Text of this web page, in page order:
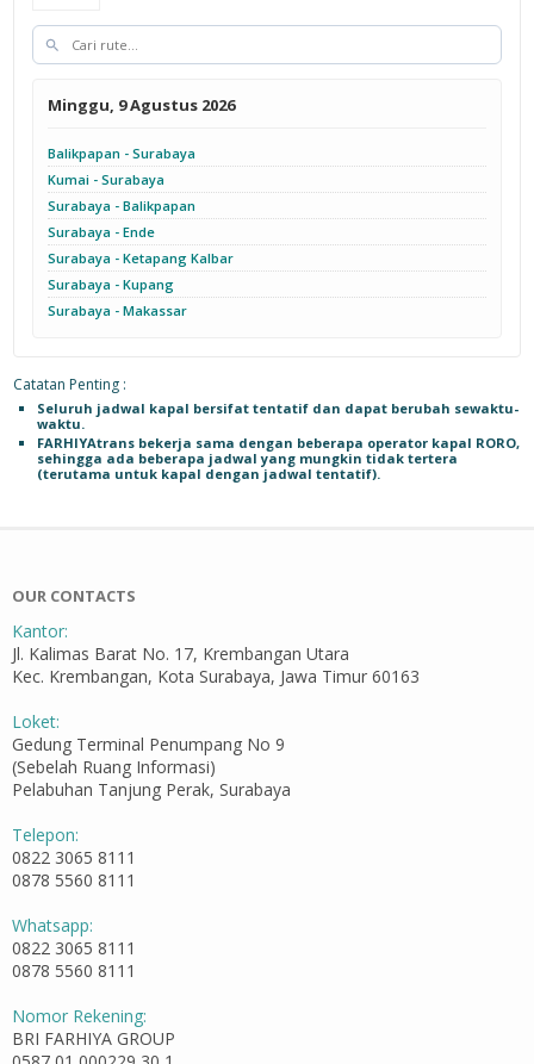
Minggu, 9 Agustus 2026
Balikpapan - Surabaya
Kumai - Surabaya
Surabaya - Balikpapan
Surabaya - Ende
Surabaya - Ketapang Kalbar
Surabaya - Kupang
Surabaya - Makassar
Catatan Penting :
Seluruh jadwal kapal bersifat tentatif dan dapat berubah sewaktu-
waktu.
FARHIYAtrans bekerja sama dengan beberapa operator kapal RORO,
sehingga ada beberapa jadwal yang mungkin tidak tertera
(terutama untuk kapal dengan jadwal tentatif).
OUR CONTACTS
Kantor:
Jl. Kalimas Barat No. 17, Krembangan Utara
Kec. Krembangan, Kota Surabaya, Jawa Timur 60163
Loket:
Gedung Terminal Penumpang No 9
(Sebelah Ruang Informasi)
Pelabuhan Tanjung Perak, Surabaya
Telepon:
0822 3065 8111
0878 5560 8111
Whatsapp:
0822 3065 8111
0878 5560 8111
Nomor Rekening:
BRI FARHIYA GROUP